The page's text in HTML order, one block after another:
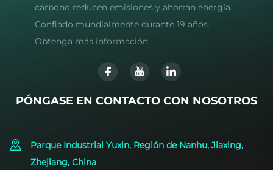
carbono reducen emisiones y ahorran energía.
Confiado mundialmente durante 19 años.
Obtenga más información.
PÓNGASE EN CONTACTO CON NOSOTROS
Parque Industrial Yuxin, Región de Nanhu, Jiaxing,
Zhejiang, China